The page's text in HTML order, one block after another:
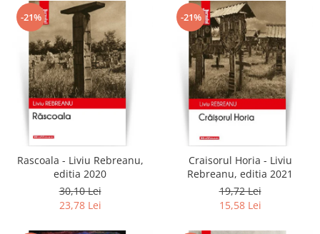
-21%
Rascoala - Liviu Rebreanu,
editia 2020
30,10 Lei
23,78 Lei
-21%
Craisorul Horia - Liviu
Rebreanu, editia 2021
19,72 Lei
15,58 Lei